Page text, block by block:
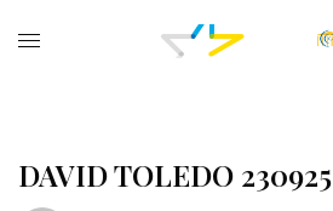
DAVID TOLEDO 230925